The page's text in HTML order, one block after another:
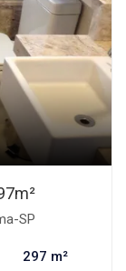
SP
297 m²